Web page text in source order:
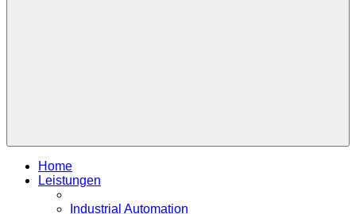
Home
Leistungen
Industrial Automation